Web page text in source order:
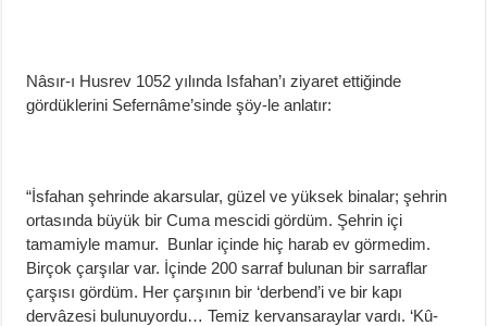
Nâsır-ı Husrev 1052 yılında Isfahan’ı ziyaret ettiğinde
gördüklerini Sefernâme’sinde şöy-le anlatır:
“İsfahan şehrinde akarsular, güzel ve yüksek binalar; şehrin
ortasında büyük bir Cuma mescidi gördüm. Şehrin içi
tamamiyle mamur. Bunlar içinde hiç harab ev görmedim.
Birçok çarşılar var. İçinde 200 sarraf bulunan bir sarraflar
çarşısı gördüm. Her çarşının bir ‘derbend’i ve bir kapı
dervâzesi bulunuyordu… Temiz kervansaraylar vardı. ‘Kû-